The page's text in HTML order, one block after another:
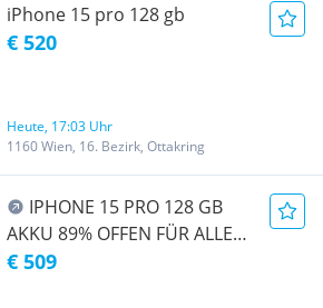
iPhone 15 pro 128 gb
€ 520
Heute, 17:03 Uhr
1160 Wien, 16. Bezirk, Ottakring
IPHONE 15 PRO 128 GB
AKKU 89% OFFEN FÜR ALLE
NETZE MIT GARANTI
€ 509